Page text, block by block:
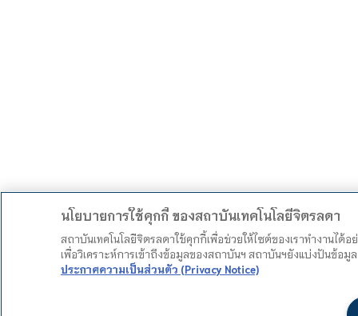
นโยบายการใช้คุกกี้ ของสถาบันเทคโนโลยีจิตรลดา
สถาบันเทคโนโลยีจิตรลดาใช้คุกกี้เพื่อช่วยให้ไซต์ของเราทำงานไ
เพื่อวิเคราะห์การเข้าถึงข้อมูลของสถาบันฯ สถาบันฯยังแบ่งปันข้อ
ประกาศความเป็นส่วนตัว (Privacy Notice)